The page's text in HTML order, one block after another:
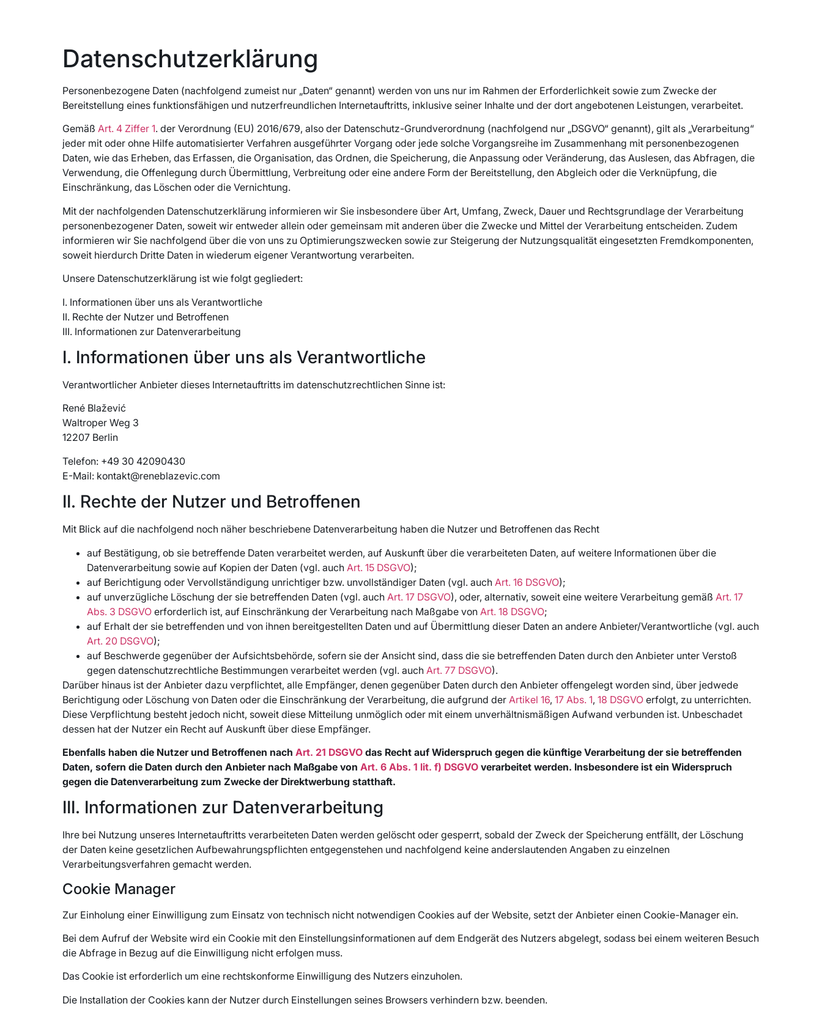
Datenschutzerklärung
Personenbezogene Daten (nachfolgend zumeist nur „Daten“ genannt) werden von uns nur im Rahmen der Erforderlichkeit sowie zum Zwecke der
Bereitstellung eines funktionsfähigen und nutzerfreundlichen Internetauftritts, inklusive seiner Inhalte und der dort angebotenen Leistungen, verarbeitet.
Gemäß Art. 4 Ziffer 1. der Verordnung (EU) 2016/679, also der Datenschutz-Grundverordnung (nachfolgend nur „DSGVO“ genannt), gilt als „Verarbeitung“
jeder mit oder ohne Hilfe automatisierter Verfahren ausgeführter Vorgang oder jede solche Vorgangsreihe im Zusammenhang mit personenbezogenen
Daten, wie das Erheben, das Erfassen, die Organisation, das Ordnen, die Speicherung, die Anpassung oder Veränderung, das Auslesen, das Abfragen, die
Verwendung, die Offenlegung durch Übermittlung, Verbreitung oder eine andere Form der Bereitstellung, den Abgleich oder die Verknüpfung, die
Einschränkung, das Löschen oder die Vernichtung.
Mit der nachfolgenden Datenschutzerklärung informieren wir Sie insbesondere über Art, Umfang, Zweck, Dauer und Rechtsgrundlage der Verarbeitung
personenbezogener Daten, soweit wir entweder allein oder gemeinsam mit anderen über die Zwecke und Mittel der Verarbeitung entscheiden. Zudem
informieren wir Sie nachfolgend über die von uns zu Optimierungszwecken sowie zur Steigerung der Nutzungsqualität eingesetzten Fremdkomponenten,
soweit hierdurch Dritte Daten in wiederum eigener Verantwortung verarbeiten.
Unsere Datenschutzerklärung ist wie folgt gegliedert:
I. Informationen über uns als Verantwortliche
II. Rechte der Nutzer und Betroffenen
III. Informationen zur Datenverarbeitung
I. Informationen über uns als Verantwortliche
Verantwortlicher Anbieter dieses Internetauftritts im datenschutzrechtlichen Sinne ist:
René Blažević
Waltroper Weg 3
12207 Berlin
Telefon: +49 30 42090430
E-Mail: kontakt@reneblazevic.com
II. Rechte der Nutzer und Betroffenen
Mit Blick auf die nachfolgend noch näher beschriebene Datenverarbeitung haben die Nutzer und Betroffenen das Recht
auf Bestätigung, ob sie betreffende Daten verarbeitet werden, auf Auskunft über die verarbeiteten Daten, auf weitere Informationen über die
Datenverarbeitung sowie auf Kopien der Daten (vgl. auch Art. 15 DSGVO);
auf Berichtigung oder Vervollständigung unrichtiger bzw. unvollständiger Daten (vgl. auch Art. 16 DSGVO);
auf unverzügliche Löschung der sie betreffenden Daten (vgl. auch Art. 17 DSGVO), oder, alternativ, soweit eine weitere Verarbeitung gemäß Art. 17
Abs. 3 DSGVO erforderlich ist, auf Einschränkung der Verarbeitung nach Maßgabe von Art. 18 DSGVO;
auf Erhalt der sie betreffenden und von ihnen bereitgestellten Daten und auf Übermittlung dieser Daten an andere Anbieter/Verantwortliche (vgl. auch
Art. 20 DSGVO);
auf Beschwerde gegenüber der Aufsichtsbehörde, sofern sie der Ansicht sind, dass die sie betreffenden Daten durch den Anbieter unter Verstoß
gegen datenschutzrechtliche Bestimmungen verarbeitet werden (vgl. auch Art. 77 DSGVO).
Darüber hinaus ist der Anbieter dazu verpflichtet, alle Empfänger, denen gegenüber Daten durch den Anbieter offengelegt worden sind, über jedwede
Berichtigung oder Löschung von Daten oder die Einschränkung der Verarbeitung, die aufgrund der Artikel 16, 17 Abs. 1, 18 DSGVO erfolgt, zu unterrichten.
Diese Verpflichtung besteht jedoch nicht, soweit diese Mitteilung unmöglich oder mit einem unverhältnismäßigen Aufwand verbunden ist. Unbeschadet
dessen hat der Nutzer ein Recht auf Auskunft über diese Empfänger.
Ebenfalls haben die Nutzer und Betroffenen nach Art. 21 DSGVO das Recht auf Widerspruch gegen die künftige Verarbeitung der sie betreffenden
Daten, sofern die Daten durch den Anbieter nach Maßgabe von Art. 6 Abs. 1 lit. f) DSGVO verarbeitet werden. Insbesondere ist ein Widerspruch
gegen die Datenverarbeitung zum Zwecke der Direktwerbung statthaft.
III. Informationen zur Datenverarbeitung
Ihre bei Nutzung unseres Internetauftritts verarbeiteten Daten werden gelöscht oder gesperrt, sobald der Zweck der Speicherung entfällt, der Löschung
der Daten keine gesetzlichen Aufbewahrungspflichten entgegenstehen und nachfolgend keine anderslautenden Angaben zu einzelnen
Verarbeitungsverfahren gemacht werden.
Cookie Manager
Zur Einholung einer Einwilligung zum Einsatz von technisch nicht notwendigen Cookies auf der Website, setzt der Anbieter einen Cookie-Manager ein.
Bei dem Aufruf der Website wird ein Cookie mit den Einstellungsinformationen auf dem Endgerät des Nutzers abgelegt, sodass bei einem weiteren Besuch
die Abfrage in Bezug auf die Einwilligung nicht erfolgen muss.
Das Cookie ist erforderlich um eine rechtskonforme Einwilligung des Nutzers einzuholen.
Die Installation der Cookies kann der Nutzer durch Einstellungen seines Browsers verhindern bzw. beenden.